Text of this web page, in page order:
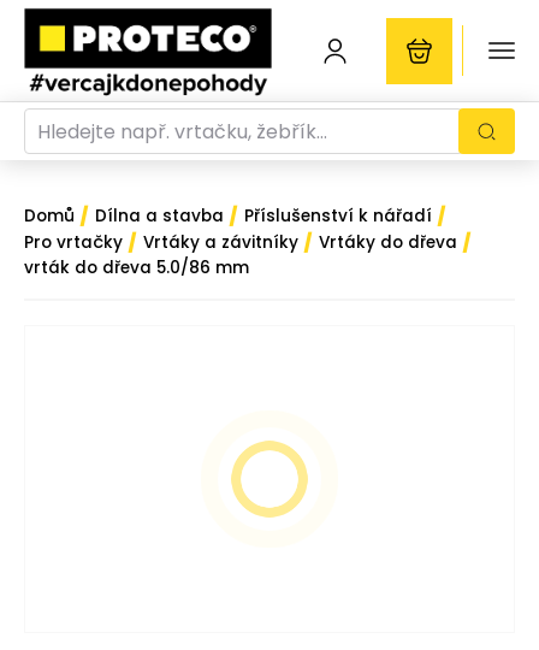
Domů / Dílna a stavba / Příslušenství k nářadí /
Pro vrtačky / Vrtáky a závitníky / Vrtáky do dřeva /
vrták do dřeva 5.0/86 mm